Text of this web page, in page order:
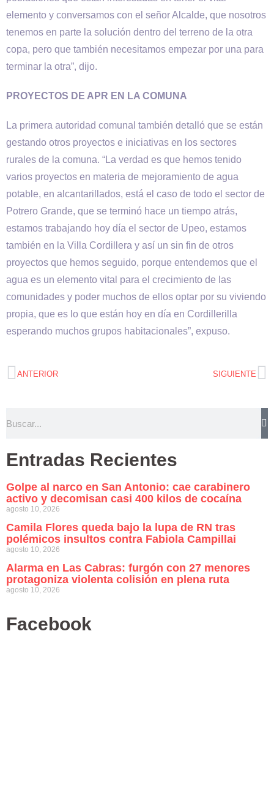
elemento y conversamos con el señor Alcalde, que nosotros
tenemos en parte la solución dentro del terreno de la otra
copa, pero que también necesitamos empezar por una para
terminar la otra”, dijo.
PROYECTOS DE APR EN LA COMUNA
La primera autoridad comunal también detalló que se están
gestando otros proyectos e iniciativas en los sectores
rurales de la comuna. “La verdad es que hemos tenido
varios proyectos en materia de mejoramiento de agua
potable, en alcantarillados, está el caso de todo el sector de
Potrero Grande, que se terminó hace un tiempo atrás,
estamos trabajando hoy día el sector de Upeo, estamos
también en la Villa Cordillera y así un sin fin de otros
proyectos que hemos seguido, porque entendemos que el
agua es un elemento vital para el crecimiento de las
comunidades y poder muchos de ellos optar por su viviendo
propia, que es lo que están hoy en día en Cordillerilla
esperando muchos grupos habitacionales”, expuso.
ANTERIOR SIGUIENTE
Entradas Recientes
Golpe al narco en San Antonio: cae carabinero
activo y decomisan casi 400 kilos de cocaína
agosto 10, 2026
Camila Flores queda bajo la lupa de RN tras
polémicos insultos contra Fabiola Campillai
agosto 10, 2026
Alarma en Las Cabras: furgón con 27 menores
protagoniza violenta colisión en plena ruta
agosto 10, 2026
Facebook